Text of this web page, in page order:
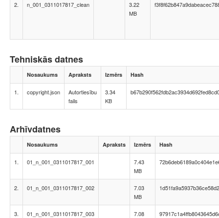
2. n_001_0311017817_clean
3.22
MB
Tehniskās datnes
Nosaukums Apraksts Izmērs Hash
1. copyright.json
Autortiesību
fails
3.34
KB
Arhīvdatnes
Nosaukums Apraksts Izmērs Hash
1. 01_n_001_0311017817_001
7.43
MB
2. 01_n_001_0311017817_002
7.03
MB
3. 01_n_001_0311017817_003
7.08